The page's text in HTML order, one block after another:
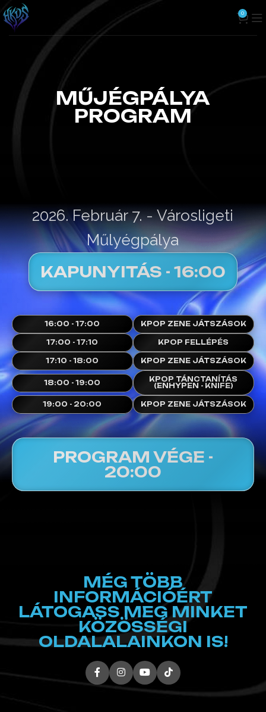
0
MŰJÉGPÁLYA
PROGRAM
2026. Február 7. - Városligeti
Műlyégpálya
KAPUNYITÁS - 16:00
16:00 - 17:00 KPOP ZENE JÁTSZÁSOK
17:00 - 17:10 KPOP FELLÉPÉS
17:10 - 18:00 KPOP ZENE JÁTSZÁSOK
18:00 - 19:00 KPOP TÁNCTANÍTÁS
(ENHYPEN - KNIFE)
19:00 - 20:00 KPOP ZENE JÁTSZÁSOK
PROGRAM VÉGE -
20:00
MÉG TÖBB
INFORMÁCIÓÉRT
LÁTOGASS MEG MINKET
KÖZÖSSÉGI
OLDALALAINKON IS!